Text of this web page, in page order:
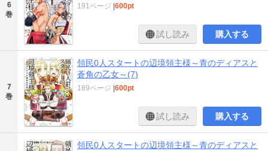
6
巻
191ページ 600pt
試し読み 購入する
7
巻
領民0人スタートの辺境領主様～青のディアスと
蒼角の乙女～(7)
189ページ 600pt
試し読み 購入する
領民0人スタートの辺境領主様～青のディアスと